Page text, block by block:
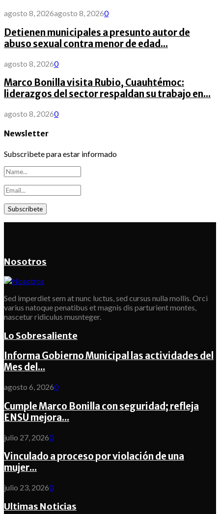
agosto 8, 2026agosto 8, 20260
Detienen municipales a presunto autor de
abuso sexual contra menor de edad...
agosto 8, 20260
Marco Bonilla visita Rubio, Cuauhtémoc:
liderazgos del sector respaldan su trabajo en...
agosto 8, 20260
Newsletter
Subscribete para estar informado
Nosotros
Sed imperdiet sem at nunc luctus, sed cursus nulla mollis. Orci
varius natoque penatibus et magnis dis parturient montes,
nascetur ridiculus musnteger.
Lo Sobresaliente
Informa Gobierno Municipal las actividades del
Mes del...
agosto 6, 20260
Cumple Marco Bonilla con seguridad; refleja
ENSU mejora...
julio 27, 20260
Vinculado a proceso por violación de una
mujer...
julio 23, 20260
Ultimas Noticias